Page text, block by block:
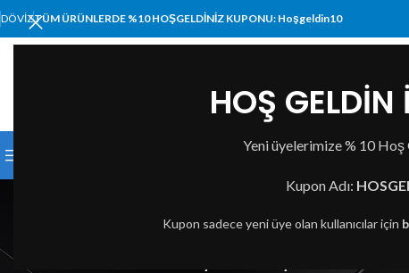
HOŞ
Yeni üyelerimize % 10
Kupon Adı:
Kupon sadece yeni üye olan kullanıcılar için
DÖVIZTÜM ÜRÜNLERDE %10 HOŞGELDİNİZ KUPONU: Hoşgeldin10
KATEGORI SEÇIN
ANA SAYFAMAĞAZA